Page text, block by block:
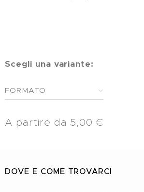
Scegli una variante:
FORMATO
A partire da 5,00 €
DOVE E COME TROVARCI